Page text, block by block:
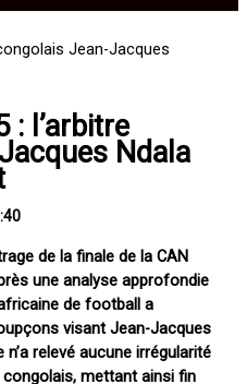
: l’arbitre
Ndala
de la finale de la CAN
une analyse approfondie
de football a
visant Jean-Jacques
relevé aucune irrégularité
congolais, mettant ainsi fin